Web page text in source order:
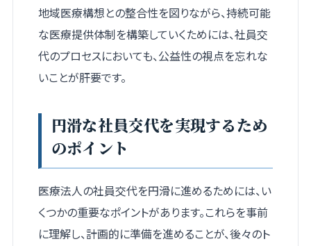
地域医療構想との整合性を図りながら、持続可能
な医療提供体制を構築していくためには、社員交
代のプロセスにおいても、公益性の視点を忘れな
いことが肝要です。
円滑な社員交代を実現するため
のポイント
医療法人の社員交代を円滑に進めるためには、い
くつかの重要なポイントがあります。これらを事前
に理解し、計画的に準備を進めることが、後々のト